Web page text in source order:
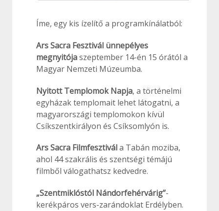
Íme, egy kis ízelítő a programkínálatból:
Ars Sacra Fesztivál ünnepélyes
megnyitójaszeptember 14-én 15 órától a
Magyar Nemzeti Múzeumba.
Nyitott Templomok Napja, a történelmi
egyházak templomait lehet látogatni, a
magyarországi templomokon kívül
Csíkszentkirályon és Csíksomlyón is.
Ars Sacra Filmfesztivála Tabán moziba,
ahol 44 szakrális és szentségi témájú
filmből válogathatsz kedvedre.
„Szentmiklóstól Nándorfehérvárig”-
kerékpáros vers-zarándoklat Erdélyben.